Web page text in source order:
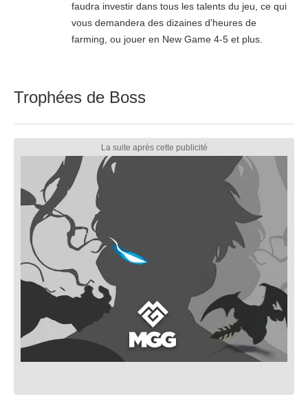
faudra investir dans tous les talents du jeu, ce qui
vous demandera des dizaines d'heures de
farming, ou jouer en New Game 4-5 et plus.
Trophées de Boss